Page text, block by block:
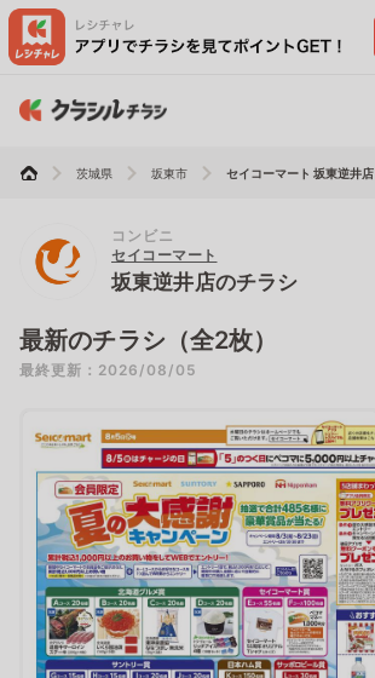
茨城県 坂東市 セイコーマート 坂東逆井店
コンビニ
セイコーマート
坂東逆井店のチラシ
最新のチラシ（全2枚）
最終更新：2026/08/05